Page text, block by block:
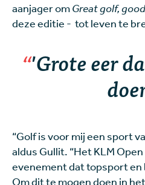
aanjager omGreat golf,
deze editie - tot leven te
'Grote eer
“Golf is voor mij een sport
aldus Gullit. “Het KLM
evenement dat topsport
Om dit te mogen doen in